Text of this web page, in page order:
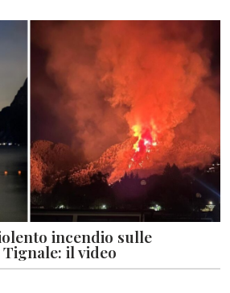
incendio sulle
il video